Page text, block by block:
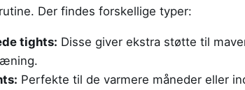
Der findes forskellige typer:
tights: Disse giver ekstra støtte til
Perfekte til de varmere måneder eller